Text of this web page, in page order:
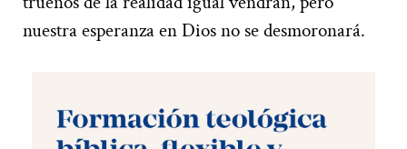
nuestra esperanza en Dios no se desmoronará.